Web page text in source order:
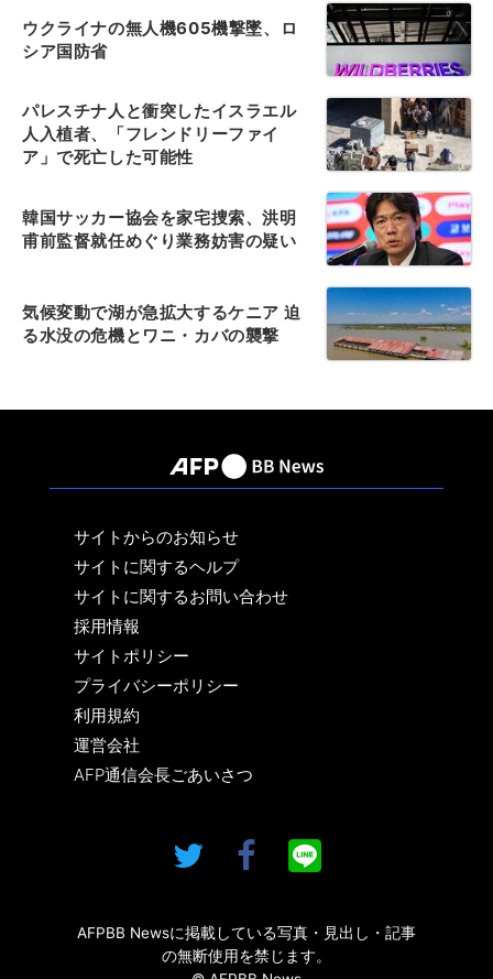
ウクライナの無人機605機撃墜、ロ
シア国防省
パレスチナ人と衝突したイスラエル
人入植者、「フレンドリーファイ
ア」で死亡した可能性
韓国サッカー協会を家宅捜索、洪明
甫前監督就任めぐり業務妨害の疑い
気候変動で湖が急拡大するケニア 迫
る水没の危機とワニ・カバの襲撃
サイトからのお知らせ
サイトに関するヘルプ
サイトに関するお問い合わせ
採用情報
サイトポリシー
プライバシーポリシー
利用規約
運営会社
AFP通信会長ごあいさつ
AFPBB Newsに掲載している写真・見出し・記事
の無断使用を禁じます。